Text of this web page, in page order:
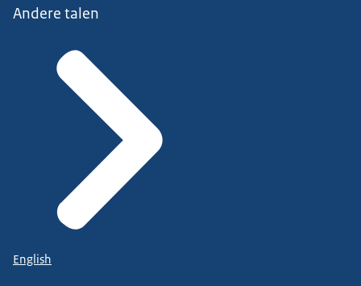
Andere talen
English